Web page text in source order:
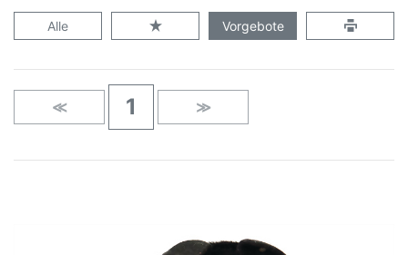
Alle Vorgebote
≪ 1 ≫